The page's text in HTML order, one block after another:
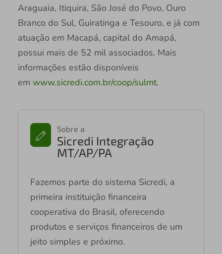
Araguaia, Itiquira, São José do Povo, Ouro
Branco do Sul, Guiratinga e Tesouro, e já com
atuação em Macapá, capital do Amapá,
possui mais de 52 mil associados. Mais
informações estão disponíveis
em www.sicredi.com.br/coop/sulmt.
Sobre a
Sicredi Integração
MT/AP/PA
Fazemos parte do sistema Sicredi, a
primeira instituição financeira
cooperativa do Brasil, oferecendo
produtos e serviços financeiros de um
jeito simples e próximo.